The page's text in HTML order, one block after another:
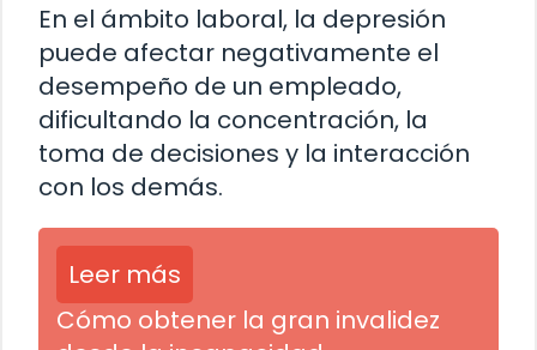
En el ámbito laboral, la depresión
puede afectar negativamente el
desempeño de un empleado,
dificultando la concentración, la
toma de decisiones y la interacción
con los demás.
Leer más
Cómo obtener la gran invalidez